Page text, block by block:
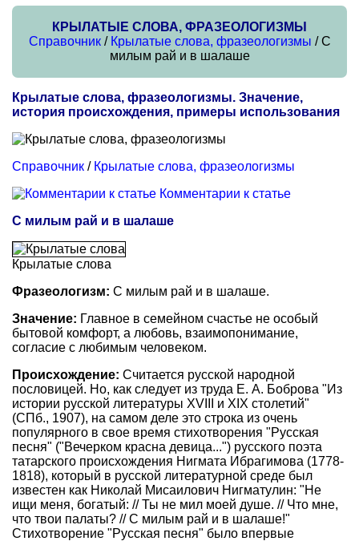
КРЫЛАТЫЕ СЛОВА, ФРАЗЕОЛОГИЗМЫ
Справочник/ Крылатые слова, фразеологизмы / С
милым рай и в шалаше
Крылатые слова, фразеологизмы. Значение,
история происхождения, примеры использования
Справочник / Крылатые слова, фразеологизмы
Комментарии к статье
С милым рай и в шалаше
Крылатые слова
Фразеологизм: С милым рай и в шалаше.
Значение: Главное в семейном счастье не особый
бытовой комфорт, а любовь, взаимопонимание,
согласие с любимым человеком.
Происхождение: Считается русской народной
пословицей. Но, как следует из труда Е. А. Боброва "Из
истории русской литературы XVIII и XIX столетий"
(СПб., 1907), на самом деле это строка из очень
популярного в свое время стихотворения "Русская
песня" ("Вечерком красна девица...") русского поэта
татарского происхождения Нигмата Ибрагимова (1778-
1818), который в русской литературной среде был
известен как Николай Мисаилович Нигматулин: "Не
ищи меня, богатый: // Ты не мил моей душе. // Что мне,
что твои палаты? // С милым рай и в шалаше!"
Стихотворение "Русская песня" было впервые